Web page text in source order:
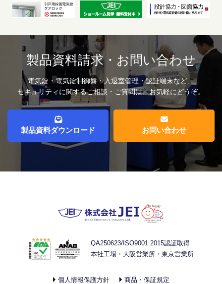
製品資料請求・お問い合わせ
電気錠・電気錠制御盤・入退室管理・認証端末など、
セキュリティに関するご相談・ご質問は、お気軽にどうぞ。
製品資料ダウンロード お問い合わせ
QA250623/ISO9001:2015認証取得
本社工場・大阪営業所・東京営業所
個人情報保護方針 商品・保証規定